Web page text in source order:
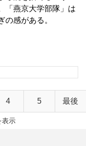
「燕京大学部隊」は
の感がある。
4 5 最後
表示